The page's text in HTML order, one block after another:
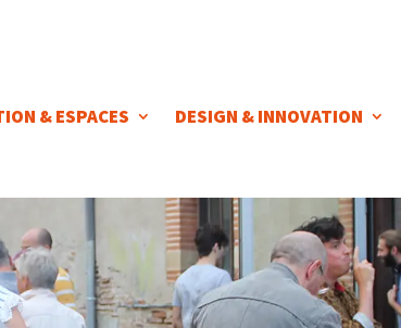
& ESPACES DESIGN & INNOVATION